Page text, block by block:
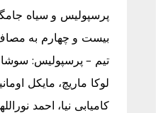
بیست و چهارم به
تیم – پرسپولیس: سوشا
لوکا ماریچ، مایکل
کامیابی نیا، احمد